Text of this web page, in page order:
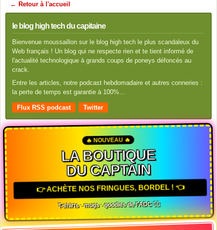
← Retour à l'accueil
le blog high tech du capitaine
Bienvenue moussaillon sur le blog high tech le plus scandaleux du
Web français ! Un blog qui ne respecte rien et te tient informé de
l'actualité technologique à grands coups de poneys défoncés au
crack.
Entre les articles, notre podcast hebdomadaire et autres conneries :
la perte de temps est garantie à 100%…
Flux RSS podcast Twitter
🔥 NOUVEAU 🔥
LA BOUTIQUE
DU CAPTAIN
👉 ACHÈTE NOS FRINGUES, BORDEL ! 👈
T-shirts · mugs · goodies de l'ADC 🏴‍☠️